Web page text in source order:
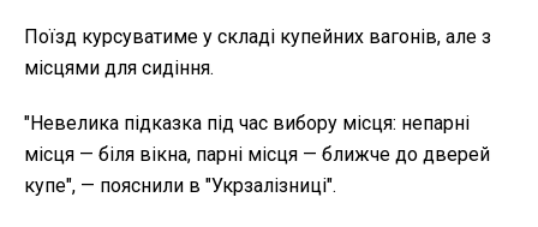
Поїзд курсуватиме у складі купейних вагонів, але з
місцями для сидіння.
"Невелика підказка під час вибору місця: непарні
місця — біля вікна, парні місця — ближче до дверей
купе", — пояснили в "Укрзалізниці".